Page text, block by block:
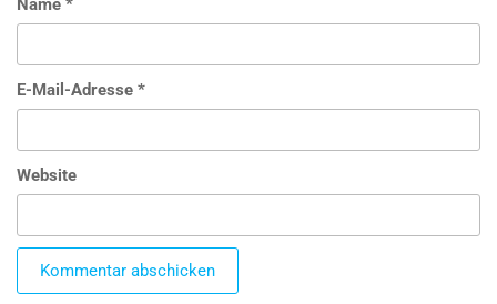
Name *
E-Mail-Adresse *
Website